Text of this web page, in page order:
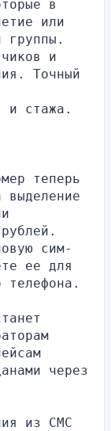
в
или
группы.
и
Точный
и стажа.
теперь
сим-
ее для
телефона.
через
из СМС